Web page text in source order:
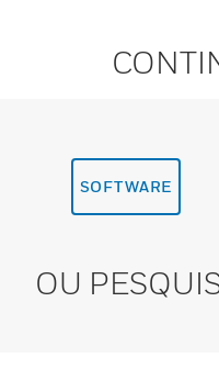
SOFTWARE
OU